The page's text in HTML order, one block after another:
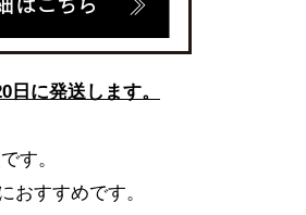
に発送します。
す。
おすすめです。